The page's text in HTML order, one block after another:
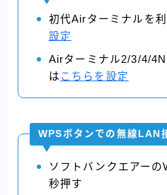
初代Airターミナルを
設定
Airターミナル2/3/4/
は こちらを設定
WPSボタンでの無線LAN
ソフトバンクエアーの
秒押す